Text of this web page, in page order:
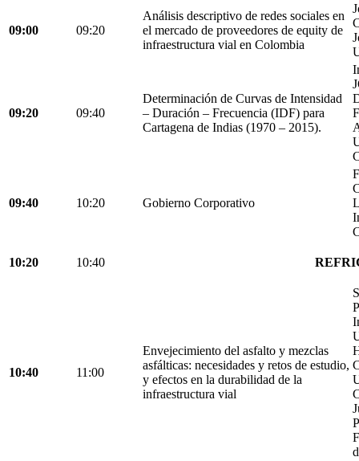
09:00 09:20
Análisis descriptivo de redes sociales en
el mercado de proveedores de equity de
infraestructura vial en Colombia
09:20 09:40
Determinación de Curvas de Intensidad
– Duración – Frecuencia (IDF) para
Cartagena de Indias (1970 – 2015).
09:40 10:20 Gobierno Corporativo
10:20 10:40
10:40 11:00
Envejecimiento del asfalto y mezclas
asfálticas: necesidades y retos de estudio,
y efectos en la durabilidad de la
infraestructura vial